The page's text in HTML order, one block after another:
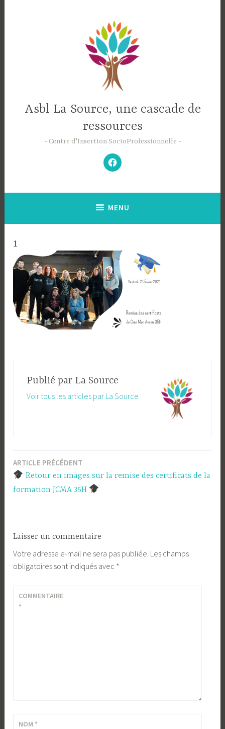
Asbl La Source, une cascade de
ressources
Centre d'Insertion SocioProfessionnelle
–
N’hésitez
pas
à
;-)
MENU
1
Publié par La Source
Voir tous les articles par La Source
Navigation
de
ARTICLE PRÉCÉDENT
Retour en images sur la remise des certificats de la
formation JCMA 35H
Laisser un commentaire
Votre adresse e-mail ne sera pas publiée. Les champs
obligatoires sont indiqués avec *
COMMENTAIRE
*
NOM *